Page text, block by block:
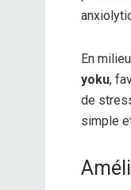
En
yoku,
de
simple